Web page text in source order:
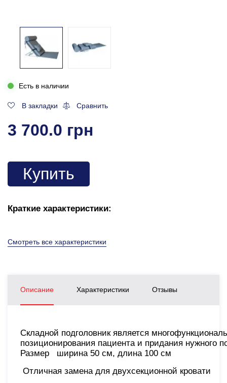
Есть в наличии
В закладки Сравнить
3 700.0 грн
Купить
Краткие характеристики:
Смотреть все характеристики
Описание Характеристики Отзывы
Складной подголовник является
позиционирования пациента и придания нужного
Размер ширина 50 см, длина 100 см
Отличная замена для двухсекционной кровати